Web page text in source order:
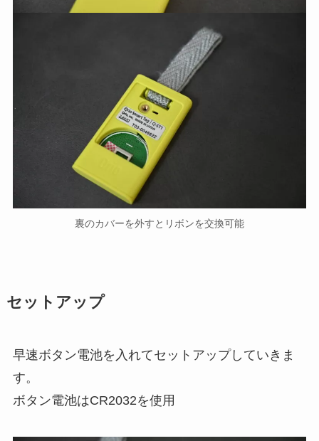
裏のカバーを外すとリボンを交換可能
セットアップ
早速ボタン電池を入れてセットアップしていきま
す。
ボタン電池はCR2032を使用